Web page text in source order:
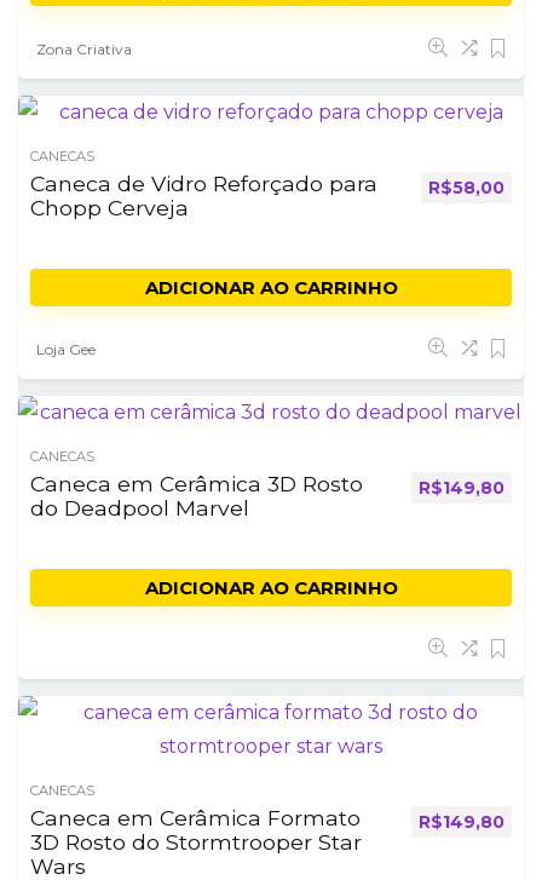
Zona Criativa
CANECAS
Caneca de Vidro Reforçado para
Chopp Cerveja
R$58,00
ADICIONAR AO CARRINHO
Loja Gee
CANECAS
Caneca em Cerâmica 3D Rosto
do Deadpool Marvel
R$149,80
ADICIONAR AO CARRINHO
CANECAS
Caneca em Cerâmica Formato
3D Rosto do Stormtrooper Star
Wars
R$149,80